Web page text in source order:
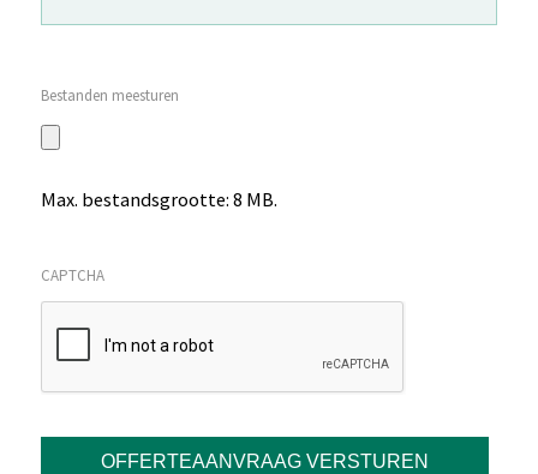
Bestanden meesturen
Max. bestandsgrootte: 8 MB.
CAPTCHA
OFFERTEAANVRAAG VERSTUREN